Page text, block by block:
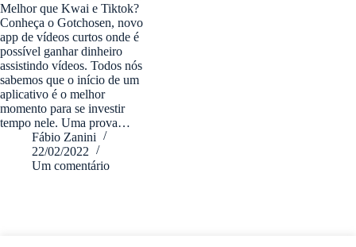
Melhor que Kwai e Tiktok?
Conheça o Gotchosen, novo
app de vídeos curtos onde é
possível ganhar dinheiro
assistindo vídeos. Todos nós
sabemos que o início de um
aplicativo é o melhor
momento para se investir
tempo nele. Uma prova…
Fábio Zanini
22/02/2022
Um comentário